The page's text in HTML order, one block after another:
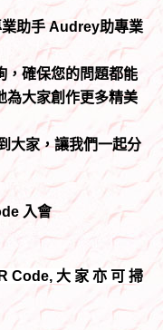
助手 Audrey助專業
，確保您的問題都能
為大家創作更多精美
大家，讓我們一起分
入會
Code, 大 家 亦 可 掃